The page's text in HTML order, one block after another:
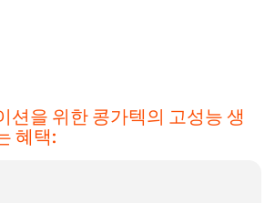
션을 위한 콩가텍의 고성능 생
혜택: